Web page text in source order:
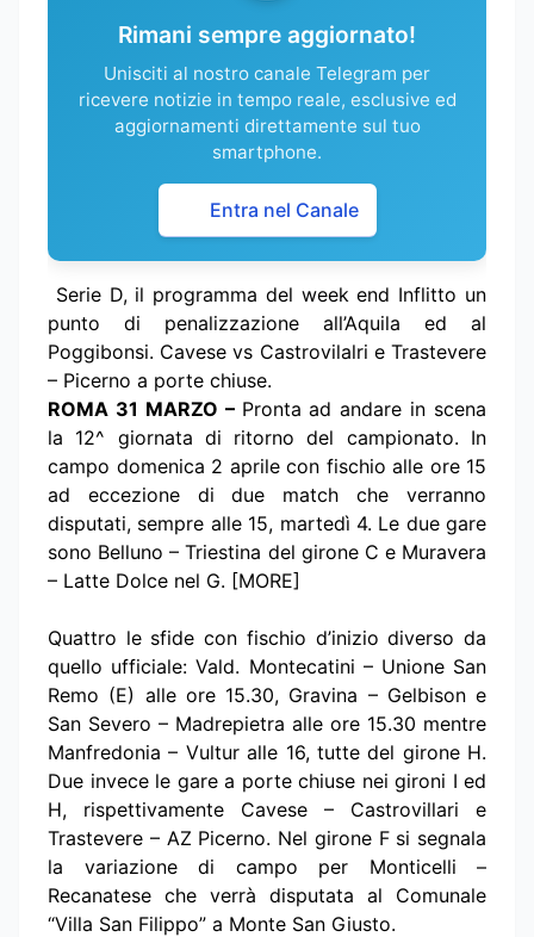
Rimani sempre aggiornato!
Unisciti al nostro canale Telegram per
ricevere notizie in tempo reale, esclusive ed
aggiornamenti direttamente sul tuo
smartphone.
Entra nel Canale
Serie D, il programma del week end Inflitto un
punto di penalizzazione all’Aquila ed al
Poggibonsi. Cavese vs Castrovilalri e Trastevere
– Picerno a porte chiuse.
ROMA 31 MARZO – Pronta ad andare in scena
la 12^ giornata di ritorno del campionato. In
campo domenica 2 aprile con fischio alle ore 15
ad eccezione di due match che verranno
disputati, sempre alle 15, martedì 4. Le due gare
sono Belluno – Triestina del girone C e Muravera
– Latte Dolce nel G. [MORE]
Quattro le sfide con fischio d’inizio diverso da
quello ufficiale: Vald. Montecatini – Unione San
Remo (E) alle ore 15.30, Gravina – Gelbison e
San Severo – Madrepietra alle ore 15.30 mentre
Manfredonia – Vultur alle 16, tutte del girone H.
Due invece le gare a porte chiuse nei gironi I ed
H, rispettivamente Cavese – Castrovillari e
Trastevere – AZ Picerno. Nel girone F si segnala
la variazione di campo per Monticelli –
Recanatese che verrà disputata al Comunale
“Villa San Filippo” a Monte San Giusto.